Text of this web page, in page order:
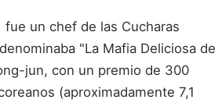
fue un chef de las Cucharas
"La Mafia Deliciosa de
jun, con un premio de 300
(aproximadamente 7,1